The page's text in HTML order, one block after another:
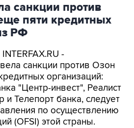
санкции против
пяти кредитных
РФ
-
санкции против Озон
организаций:
"Центр-инвест", Реалист
и Телепорт банка, следует
по осуществлению
(OFSI) этой страны.